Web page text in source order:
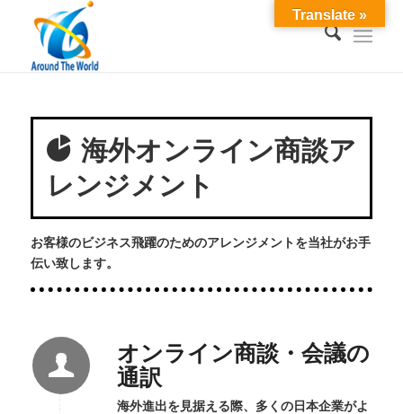
海外オンライン商談ア
レンジメント
お客様のビジネス飛躍のためのアレンジメントを当社がお手
伝い致します。
オンライン商談・会議の
通訳
海外進出を見据える際、多くの日本企業がよ
Translate »